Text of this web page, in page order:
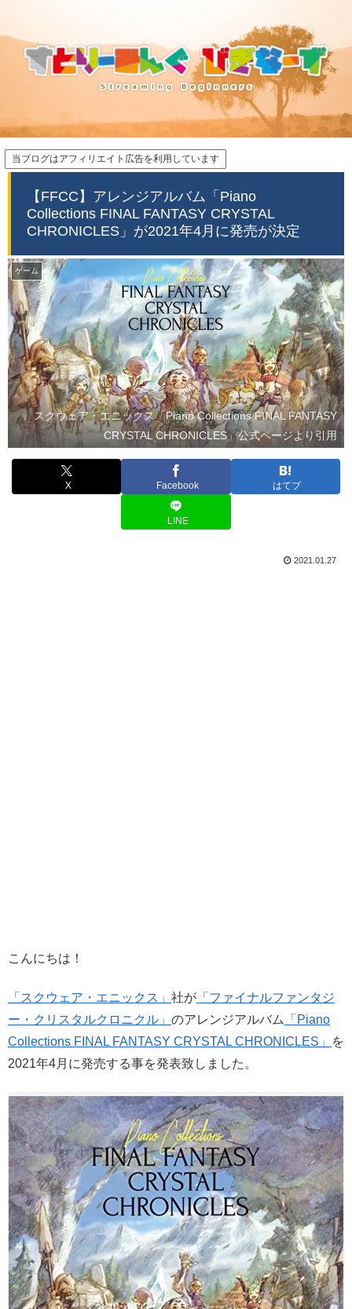
当ブログはアフィリエイト広告を利用しています
【FFCC】アレンジアルバム「Piano
Collections FINAL FANTASY CRYSTAL
CHRONICLES」が2021年4月に発売が決定
ゲーム
スクウェア・エニックス「Piano Collections FINAL FANTASY
CRYSTAL CHRONICLES」公式ページより引用
X Facebook はてブ
LINE
2021.01.27
こんにちは！
「スクウェア・エニックス」 社が 「ファイナルファンタジ
ー・クリスタルクロニクル」 のアレンジアルバム
「Piano
Collections FINAL FANTASY CRYSTAL CHRONICLES」
を
2021年4月に発売する事を発表致しました。